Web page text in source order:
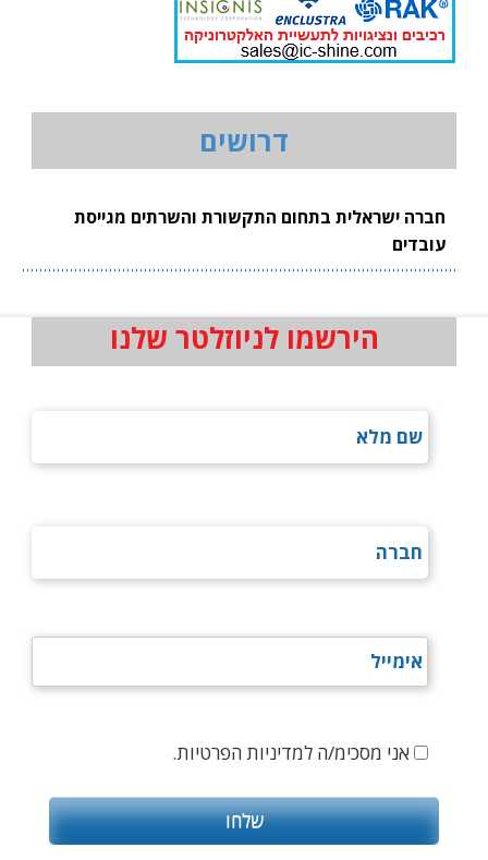
דרושים
חברה ישראלית בתחום התקשורת והשרתים מגייסת
עובדים
הירשמו לניוזלטר שלנו
אני מסכימ/ה למדיניות הפרטיות.